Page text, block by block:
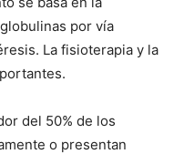
por vía
La fisioterapia y la
del 50% de los
o presentan